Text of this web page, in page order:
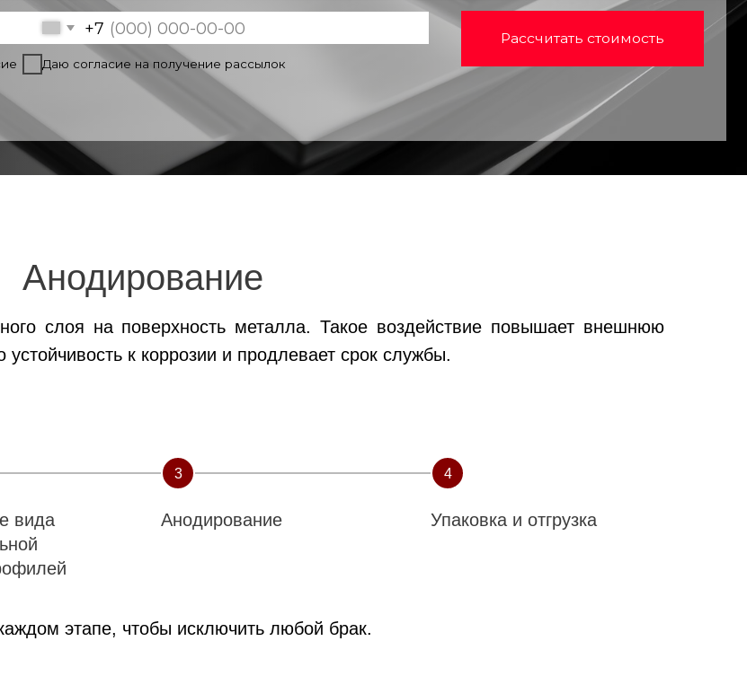
Анодирование
слоя на поверхность металла. Такое воздействие повышает внешнюю
к коррозии и продлевает срок службы.
вида
3
Анодирование
4
Упаковка и отгрузка
этапе, чтобы исключить любой брак.